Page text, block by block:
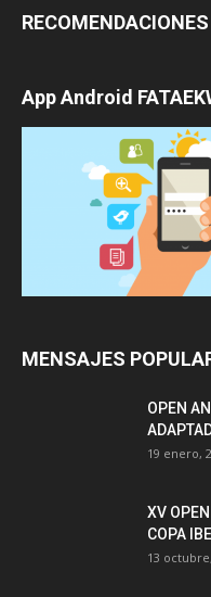
App Android
MENSAJES
OPEN
19 enero,
XV
COPA
13